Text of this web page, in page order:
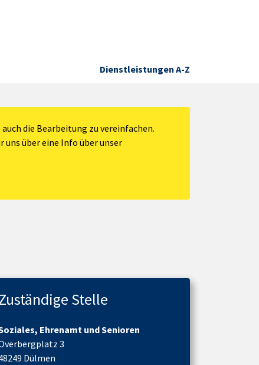
Dienstleistungen A-Z
die Bearbeitung zu vereinfachen.
über eine Info über unser
Stelle
Ehrenamt und Senioren
3
Dülmen